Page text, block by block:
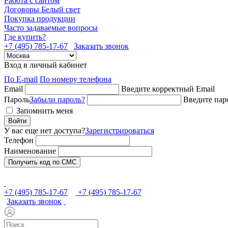
Договоры Белый свет
Покупка продукции
Часто задаваемые вопросы
Где купить?
+7 (495) 785-17-67
Заказать звонок
Вход в личный кабинет
По E-mail По номеру телефона
Email
Введите корректный Email
ПарольЗабыли пароль?
Введите
Запомнить меня
Войти
У вас еще нет доступа?Зарегистрироваться
Телефон
Наименование
Получить код по СМС
+7 (495) 785-17-67
+7 (495) 785-17-67
Заказать звонок